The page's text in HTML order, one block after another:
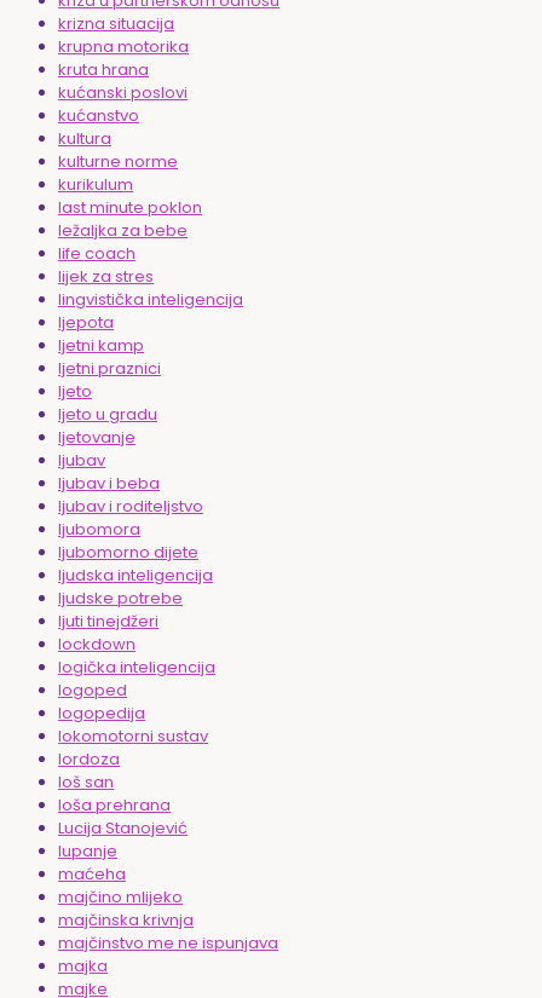
krizna situacija
krupna motorika
kruta hrana
kućanski poslovi
kućanstvo
kultura
kulturne norme
kurikulum
last minute poklon
ležaljka za bebe
life coach
lijek za stres
lingvistička inteligencija
ljepota
ljetni kamp
ljetni praznici
ljeto
ljeto u gradu
ljetovanje
ljubav
ljubav i beba
ljubav i roditeljstvo
ljubomora
ljubomorno dijete
ljudska inteligencija
ljudske potrebe
ljuti tinejdžeri
lockdown
logička inteligencija
logoped
logopedija
lokomotorni sustav
lordoza
loš san
loša prehrana
Lucija Stanojević
lupanje
maćeha
majčino mlijeko
majčinska krivnja
majčinstvo me ne ispunjava
majka
majke